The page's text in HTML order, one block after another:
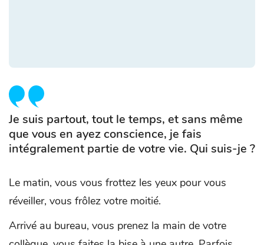
Je suis partout, tout le temps, et sans même
que vous en ayez conscience, je fais
intégralement partie de votre vie. Qui suis-je ?
Le matin, vous vous frottez les yeux pour vous
réveiller, vous frôlez votre moitié.
Arrivé au bureau, vous prenez la main de votre